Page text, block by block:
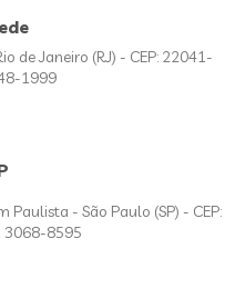
de Janeiro (RJ) - CEP: 22041-
1999
- São Paulo (SP) - CEP:
3068-8595